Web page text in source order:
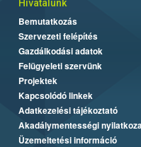
Hivatalunk
Bemutatkozás
Szervezeti felépítés
Gazdálkodási adatok
Felügyeleti szervünk
Projektek
Kapcsolódó linkek
Adatkezelési tájékoztató
Akadálymentességi
Üzemeltetési információ